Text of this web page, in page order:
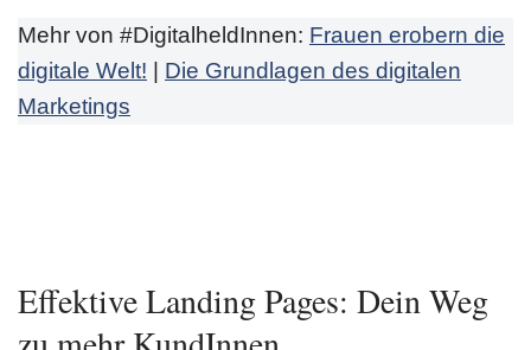
Mehr von #DigitalheldInnen: Frauen erobern die
digitale Welt!
Die Grundlagen des digitalen
Marketings
Effektive Landing Pages: Dein Weg